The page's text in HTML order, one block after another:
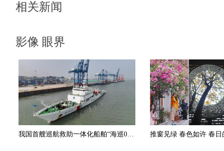
相关新闻
影像 眼界
我国首艘巡航救助一体化船舶“海巡01”轮抵达泉州